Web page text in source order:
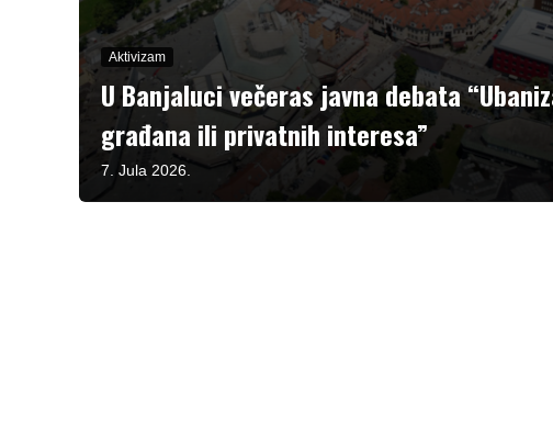
Aktivizam
U Banjaluci večeras javna debata
građana ili privatnih interesa”
7. Jula 2026.